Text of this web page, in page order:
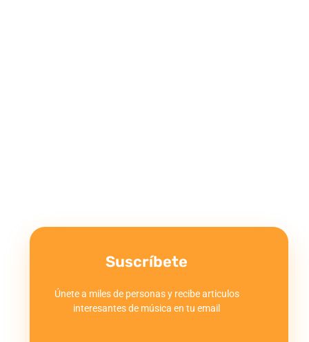
Suscríbete
Únete a miles de personas y recibe articulos
interesantes de música en tu email